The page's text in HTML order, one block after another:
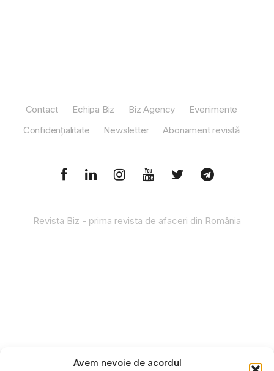
Avem nevoie de acordul
Contact Echipa Biz Biz Agency
Evenimente
Confidențialitate
Newsletter Abonament revistă
Revista Biz - prima revista de afaceri din România